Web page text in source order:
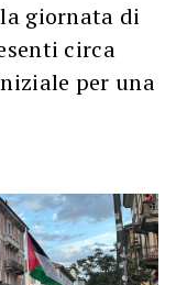
giornata di
circa
per una